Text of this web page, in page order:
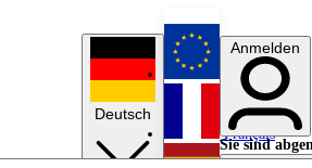
Deutsch
English
Français
Anmelden
Sie sind